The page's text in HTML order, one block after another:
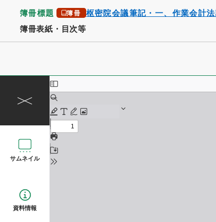
簿冊標題 簿冊 枢密院会議筆記・一、作業会計
簿冊表紙・目次等
サムネイル
資料情報